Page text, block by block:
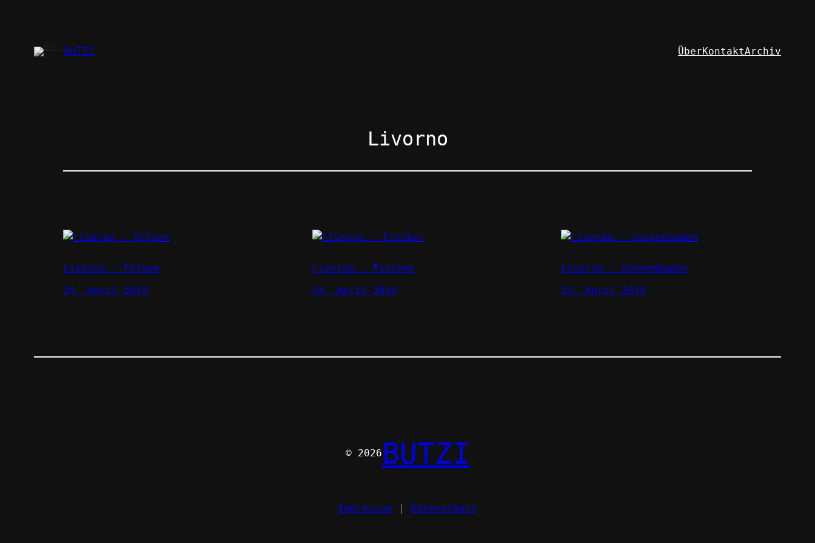
BUTZI ÜberKontaktArchiv
Livorno
Livorno – Felsen
24. April 2019
Livorno – Fischer
24. April 2019
Livorno – Sonnenbaden
23. April 2019
© 2026 BUTZI
Impressum | Datenschutz